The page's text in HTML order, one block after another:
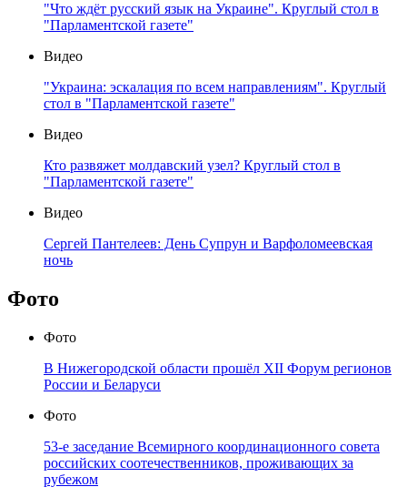
"Что ждёт русский язык на Украине". Круглый стол в
"Парламентской газете"
Видео
"Украина: эскалация по всем направлениям". Круглый
стол в "Парламентской газете"
Видео
Кто развяжет молдавский узел? Круглый стол в
"Парламентской газете"
Видео
Сергей Пантелеев: День Супрун и Варфоломеевская
ночь
Фото
Фото
В Нижегородской области прошёл XII Форум регионов
России и Беларуси
Фото
53-е заседание Всемирного координационного совета
российских соотечественников, проживающих за
рубежом